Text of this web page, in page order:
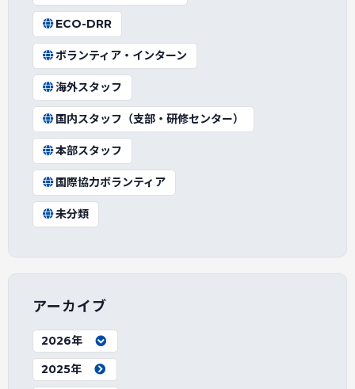
ECO-DRR
ボランティア・インターン
海外スタッフ
国内スタッフ（支部・研修センター）
本部スタッフ
国際協力ボランティア
未分類
アーカイブ
2026年
2025年